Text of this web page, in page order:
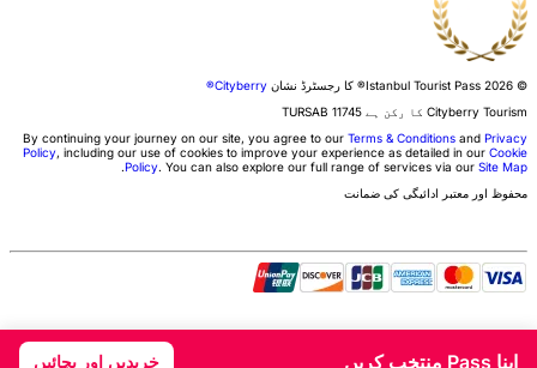
© 2026 Istanbul Tourist Pass® کا رجسٹرڈ نشان Cityberry®
Cityberry Tourism کا رکن ہے
TURSAB 11745
By continuing your journey on our site, you agree to our Terms & Conditions and Privacy
Policy, including our use of cookies to improve your experience as detailed in our Cookie
Policy. You can also explore our full range of services via our Site Map
.
محفوظ اور معتبر ادائیگی کی ضمانت
اپنا Pass منتخب کریں خریدیں اور بچائیں